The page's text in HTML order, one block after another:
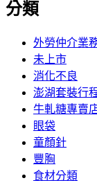
分類
外勞仲介業
未上市
消化不良
澎湖套裝行
牛軋糖專賣
眼袋
童顏針
豐胸
食材分類